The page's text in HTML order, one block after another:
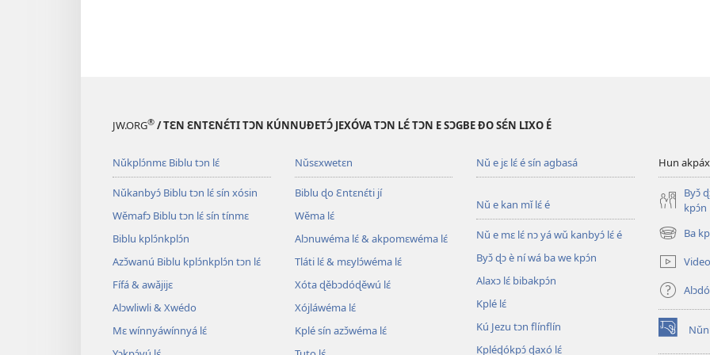
JW.ORG® / TƐN ƐNTƐNƐ́TI TƆN KÚNNUƉETƆ́ JEXÓVA TƆN LƐ́ TƆN E SƆGBE ƉO SƐ́N LIXO É
Nǔkplɔ́nmɛ Biblu tɔn lɛ́
Nǔkanbyɔ́ Biblu tɔn lɛ́ sín xósin
Wěmafɔ Biblu tɔn lɛ́ sín tínmɛ
Biblu kplɔ́nkplɔ́n
Azɔ̌wanú Biblu kplɔ́nkplɔ́n tɔn lɛ́
Fífá & awǎjijɛ
Alɔwliwli & Xwédo
Mɛ wínnyáwínnyá lɛ́
Nǔsɛxwetɛn
Biblu ɖo Ɛntɛnɛ́ti jí
Wěma lɛ́
Alɔnuwéma lɛ́ & akpomɛwéma lɛ́
Tláti lɛ́ & mɛylɔ́wéma lɛ́
Xóta ɖěbɔdóɖěwú lɛ́
Xójláwéma lɛ́
Kplé sín azɔ̌wéma lɛ́
Nǔ e jɛ lɛ́ é sín agbasá
Nǔ e kan mǐ lɛ́ é
Nǔ e mɛ lɛ́ nɔ yá wǔ kanbyɔ́ lɛ́ é
Byɔ̌ ɖɔ è ní wá ba we kpɔ́n
Alaxɔ lɛ́ bibakpɔ́n
Kplé lɛ́
Kú Jezu tɔn flínflín
Kpléɖókpɔ́ ɖaxó lɛ́
Hun
Byɔ̌
kpɔ́n
Ba
(opens
new
window)
Alɔdó
(opens
new